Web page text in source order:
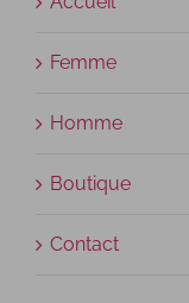
Femme
Homme
Boutique
Contact